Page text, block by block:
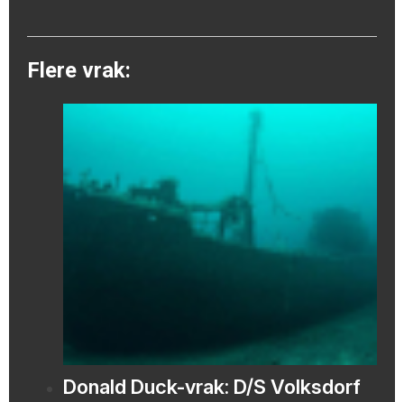
Flere vrak:
Donald Duck-vrak: D/S Volksdorf